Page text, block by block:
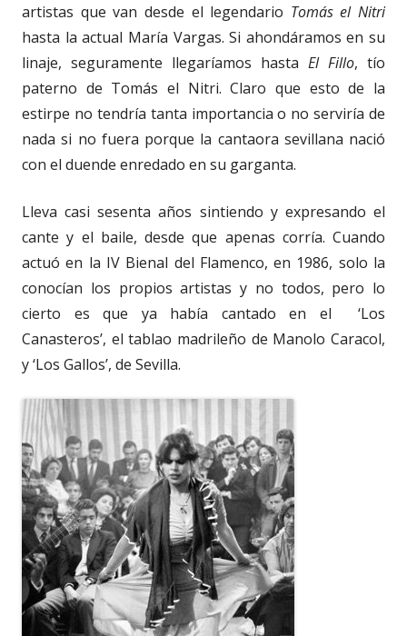
artistas que van desde el legendario Tomás el Nitri
hasta la actual María Vargas. Si ahondáramos en su
linaje, seguramente llegaríamos hasta El Fillo, tío
paterno de Tomás el Nitri. Claro que esto de la
estirpe no tendría tanta importancia o no serviría de
nada si no fuera porque la cantaora sevillana nació
con el duende enredado en su garganta.
Lleva casi sesenta años sintiendo y expresando el
cante y el baile, desde que apenas corría. Cuando
actuó en la IV Bienal del Flamenco, en 1986, solo la
conocían los propios artistas y no todos, pero lo
cierto es que ya había cantado en el
‘Los
Canasteros’, el tablao madrileño de Manolo Caracol,
y ‘Los Gallos’, de Sevilla.